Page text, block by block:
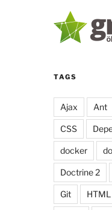
TAGS
Ajax Ant
CSS
docker
Doctrine 2
Git HTML